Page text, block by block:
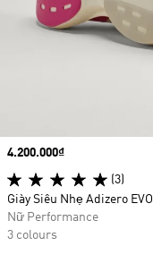
Price
4.200.000₫
(3)
Giày Siêu Nhẹ Adizero EVO
Nữ Performance
3 colours